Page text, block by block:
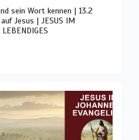
sein Wort kennen | 13.2
Jesus | JESUS IM